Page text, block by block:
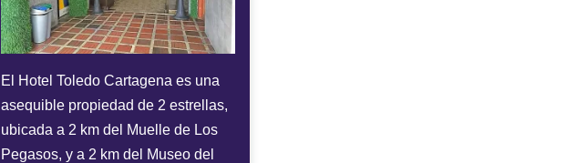
El Hotel Toledo Cartagena es una
asequible propiedad de 2 estrellas,
ubicada a 2 km del Muelle de Los
Pegasos, y a 2 km del Museo del